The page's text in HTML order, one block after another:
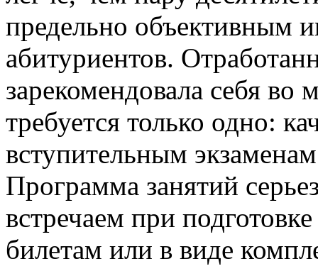
предельно объективным
абитуриентов.
зарекомендовала себя во
требуется только одно:
вступительным
Программа занятий
встречаем при
билетам или в виде